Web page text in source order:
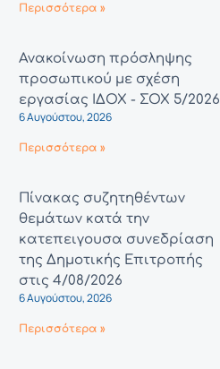
Περισσότερα »
Ανακοίνωση πρόσληψης
προσωπικού με σχέση
εργασίας ΙΔΟΧ - ΣΟΧ 5/2026
6 Αυγούστου, 2026
Περισσότερα »
Πίνακας συζητηθέντων
θεμάτων κατά την
κατεπειγουσα συνεδρίαση
της Δημοτικής Επιτροπής
στις 4/08/2026
6 Αυγούστου, 2026
Περισσότερα »